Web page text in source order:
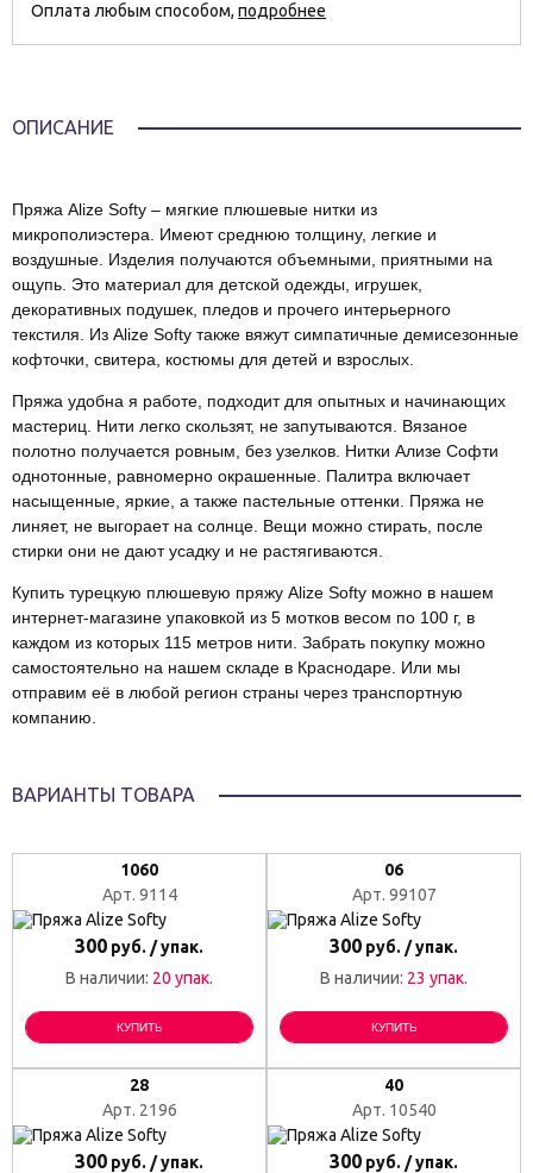
Оплата любым способом, подробнее
ОПИСАНИЕ
Пряжа Alize Softy – мягкие плюшевые нитки из
микрополиэстера. Имеют среднюю толщину, легкие и
воздушные. Изделия получаются объемными, приятными на
ощупь. Это материал для детской одежды, игрушек,
декоративных подушек, пледов и прочего интерьерного
текстиля. Из Alize Softy также вяжут симпатичные демисезонные
кофточки, свитера, костюмы для детей и взрослых.
Пряжа удобна я работе, подходит для опытных и начинающих
мастериц. Нити легко скользят, не запутываются. Вязаное
полотно получается ровным, без узелков. Нитки Ализе Софти
однотонные, равномерно окрашенные. Палитра включает
насыщенные, яркие, а также пастельные оттенки. Пряжа не
линяет, не выгорает на солнце. Вещи можно стирать, после
стирки они не дают усадку и не растягиваются.
Купить турецкую плюшевую пряжу Alize Softy можно в нашем
интернет-магазине упаковкой из 5 мотков весом по 100 г, в
каждом из которых 115 метров нити. Забрать покупку можно
самостоятельно на нашем складе в Краснодаре. Или мы
отправим её в любой регион страны через транспортную
компанию.
ВАРИАНТЫ ТОВАРА
1060
Арт. 9114
300 руб. / упак.
В наличии: 20 упак.
КУПИТЬ
06
Арт. 99107
300 руб. / упак.
В наличии: 23 упак.
КУПИТЬ
28
Арт. 2196
300 руб. / упак.
40
Арт. 10540
300 руб. / упак.